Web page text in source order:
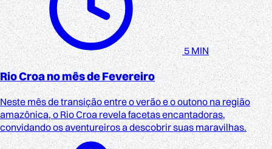
5 MIN
Rio Croa no mês de Fevereiro
Neste mês de transição entre o verão e o outono na região
amazônica, o Rio Croa revela facetas encantadoras,
convidando os aventureiros a descobrir suas maravilhas.